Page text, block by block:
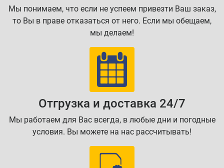
Мы понимаем, что если не успеем привезти Ваш заказ,
то Вы в праве отказаться от него. Если мы обещаем,
мы делаем!
Отгрузка и доставка 24/7
Мы работаем для Вас всегда, в любые дни и погодные
условия. Вы можете на нас рассчитывать!